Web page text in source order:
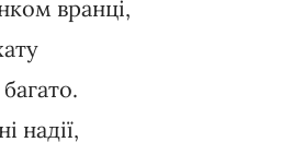
вранці,
надії,